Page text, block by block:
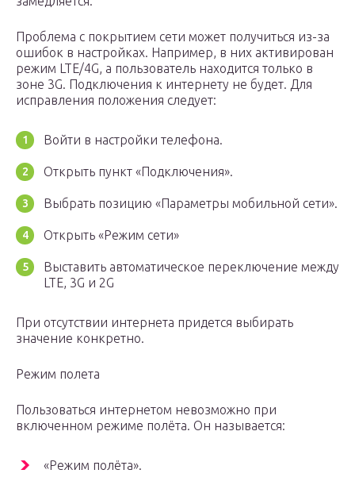
Проблема с покрытием сети может получиться из-за
ошибок в настройках. Например, в них активирован
режим LTE/4G, а пользователь находится только в
зоне 3G. Подключения к интернету не будет. Для
исправления положения следует:
Войти в настройки телефона.
Открыть пункт «Подключения».
Выбрать позицию «Параметры мобильной сети».
Открыть «Режим сети»
Выставить автоматическое переключение между
LTE, 3G и 2G
При отсутствии интернета придется выбирать
значение конкретно.
Режим полета
Пользоваться интернетом невозможно при
включенном режиме полёта. Он называется:
«Режим полёта».